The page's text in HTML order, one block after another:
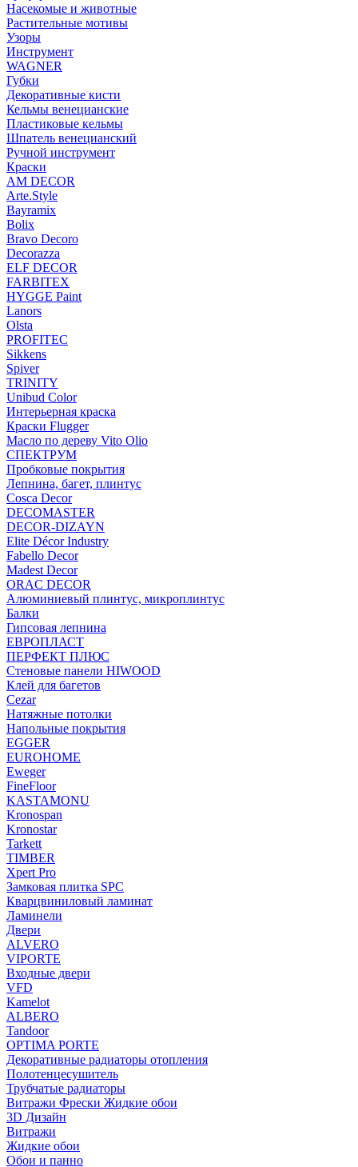
Насекомые и животные
Растительные мотивы
Узоры
Инструмент
WAGNER
Губки
Декоративные кисти
Кельмы венецианские
Пластиковые кельмы
Шпатель венецианский
Ручной инструмент
Краски
AM DECOR
Arte.Style
Bayramix
Bolix
Bravo Decoro
Decorazza
ELF DECOR
FARBITEX
HYGGE Paint
Lanors
Olsta
PROFITEC
Sikkens
Spiver
TRINITY
Unibud Color
Интерьерная краска
Краски Flugger
Масло по дереву Vito Olio
СПЕКТРУМ
Пробковые покрытия
Лепнина, багет, плинтус
Cosca Decor
DECOMASTER
DECOR-DIZAYN
Elite Décor Industry
Fabello Decor
Madest Decor
ORAC DECOR
Алюминиевый плинтус, микроплинтус
Балки
Гипсовая лепнина
ЕВРОПЛАСТ
ПЕРФЕКТ ПЛЮС
Стеновые панели HIWOOD
Клей для багетов
Cezar
Натяжные потолки
Напольные покрытия
EGGER
EUROHOME
Eweger
FineFloor
KASTAMONU
Kronospan
Kronostar
Tarkett
TIMBER
Xpert Pro
Замковая плитка SPC
Кварцвиниловый ламинат
Ламинели
Двери
ALVERO
VIPORTE
Входные двери
VFD
Kamelot
ALBERO
Tandoor
OPTIMA PORTE
Декоративные радиаторы отопления
Полотенцесушитель
Трубчатые радиаторы
Витражи Фрески Жидкие обои
3D Дизайн
Витражи
Жидкие обои
Обои и панно